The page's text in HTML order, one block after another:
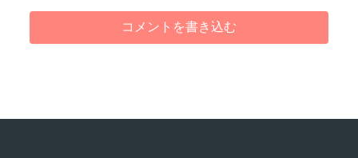
コメントを書き込む